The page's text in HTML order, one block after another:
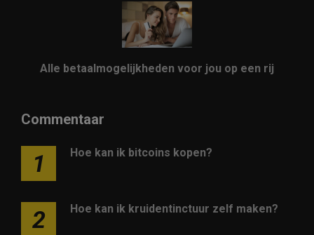
Alle betaalmogelijkheden voor jou op een rij
Commentaar
1 Hoe kan ik bitcoins kopen?
2 Hoe kan ik kruidentinctuur zelf maken?